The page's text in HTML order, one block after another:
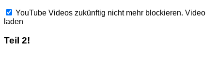
YouTube Videos zukünftig nicht mehr blockieren. Video
laden
Teil 2!